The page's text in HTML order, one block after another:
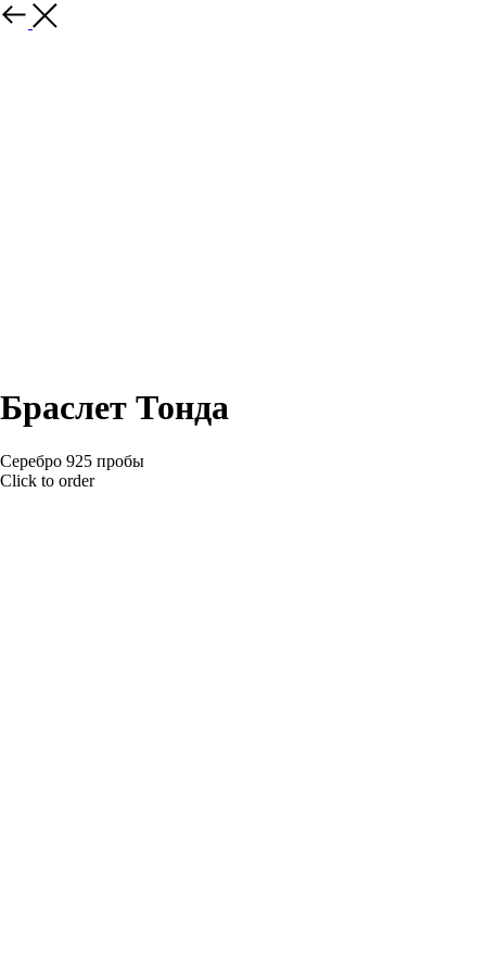
Браслет Тонда
Серебро 925 пробы
Click to order